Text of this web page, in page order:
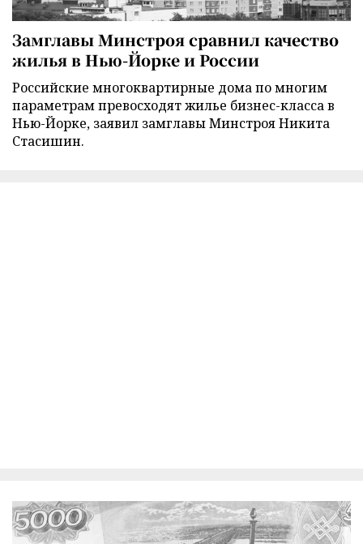
Замглавы Минстроя сравнил качество
жилья в Нью-Йорке и России
Российские многоквартирные дома по многим
параметрам превосходят жилье бизнес-класса в
Нью-Йорке, заявил замглавы Минстроя Никита
Стасишин.